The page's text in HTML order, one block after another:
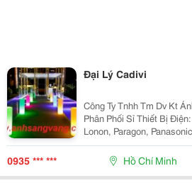
Đại Lý Cadivi
Công Ty Tnhh Tm Dv Kt
Phân Phối Sỉ Thiết Bị
Lonon, Paragon, Panasonic,
Phối Đèn Chiếu Sáng Nội
Sano, Quốc Ngọc, 168
0935 *** *** Hồ Chí Minh